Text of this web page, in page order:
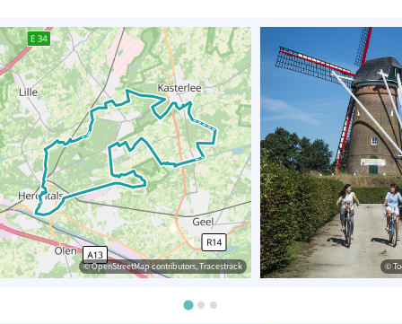
© OpenStreetMap contributors, Tracestrack ©